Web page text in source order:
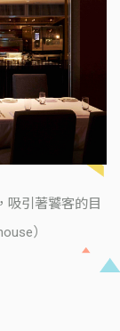
吸引著饕客的目
）